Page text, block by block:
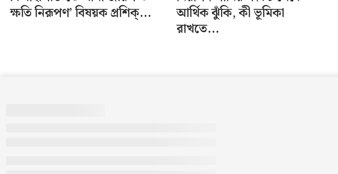
ক্ষতি নিরূপণ’ বিষয়ক প্রশিক্...
আর্থিক ঝুঁকি, কী ভূমিকা
রাখতে...